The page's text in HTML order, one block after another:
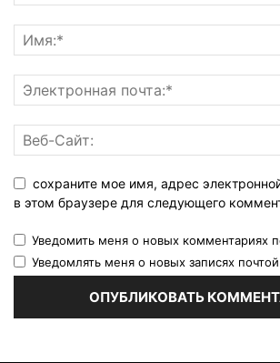
сохраните мое имя, адрес
в этом браузере для следующего
Уведомить меня о новых комментариях
Уведомлять меня о новых записях